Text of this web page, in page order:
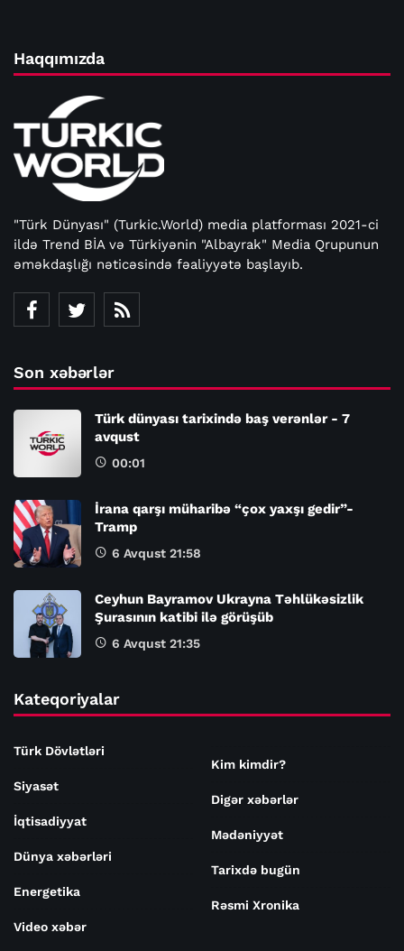
Haqqımızda
"Türk Dünyası" (Turkic.World) media platforması 2021-ci
ildə Trend BİA və Türkiyənin "Albayrak" Media Qrupunun
əməkdaşlığı nəticəsində fəaliyyətə başlayıb.
Son xəbərlər
Türk dünyası tarixində baş verənlər - 7
avqust
00:01
İrana qarşı müharibə “çox yaxşı gedir”-
Tramp
6 Avqust 21:58
Ceyhun Bayramov Ukrayna Təhlükəsizlik
Şurasının katibi ilə görüşüb
6 Avqust 21:35
Kateqoriyalar
Türk Dövlətləri
Siyasət
İqtisadiyyat
Dünya xəbərləri
Energetika
Video xəbər
Kim kimdir?
Digər xəbərlər
Mədəniyyət
Tarixdə bugün
Rəsmi Xronika